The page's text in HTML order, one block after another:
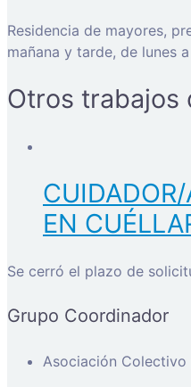
Residencia de mayores,
mañana y tarde, de lunes
Otros trabajos
EN
Se cerró el plazo de
Grupo Coordinador
Asociación Colectivo